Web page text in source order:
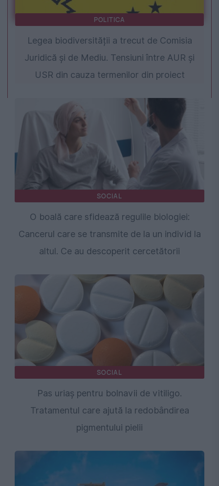
POLITICA
Legea biodiversității a trecut de Comisia
Juridică și de Mediu. Tensiuni între AUR și
USR din cauza termenilor din proiect
SOCIAL
O boală care sfidează regulile biologiei:
Cancerul care se transmite de la un individ la
altul. Ce au descoperit cercetătorii
SOCIAL
Pas uriaș pentru bolnavii de vitiligo.
Tratamentul care ajută la redobândirea
pigmentului pielii